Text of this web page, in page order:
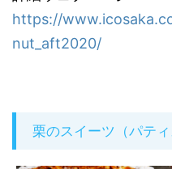
https://
nut_aft2020/
栗のスイーツ（パティ